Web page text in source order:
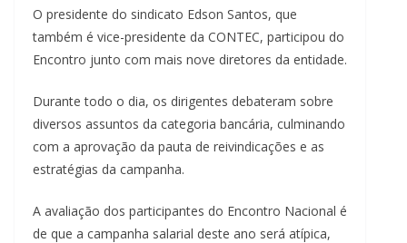
O presidente do sindicato Edson Santos, que
também é vice-presidente da CONTEC, participou do
Encontro junto com mais nove diretores da entidade.
Durante todo o dia, os dirigentes debateram sobre
diversos assuntos da categoria bancária, culminando
com a aprovação da pauta de reivindicações e as
estratégias da campanha.
A avaliação dos participantes do Encontro Nacional é
de que a campanha salarial deste ano será atípica,